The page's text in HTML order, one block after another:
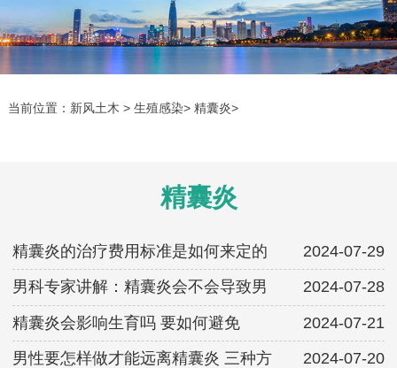
当前位置： 新风土木 > 生殖感染> 精囊炎>
精囊炎
精囊炎的治疗费用标准是如何来定的 2024-07-29
男科专家讲解：精囊炎会不会导致男 2024-07-28
精囊炎会影响生育吗 要如何避免 2024-07-21
男性要怎样做才能远离精囊炎 三种方 2024-07-20